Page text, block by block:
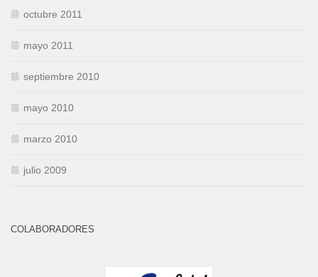
octubre 2011
mayo 2011
septiembre 2010
mayo 2010
marzo 2010
julio 2009
COLABORADORES